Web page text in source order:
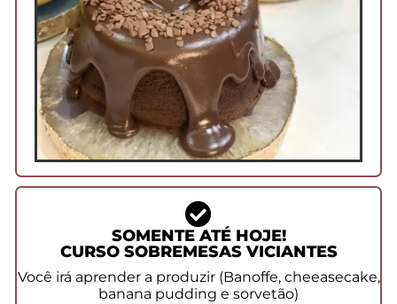
SOMENTE ATÉ HOJE!
CURSO SOBREMESAS VICIANTES
Você irá aprender a produzir (Banoffe, cheeasecake,
banana pudding e sorvetão)